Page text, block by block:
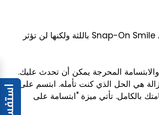
قم بمحاذاة المفاجئة على الابتسامة على الأسنان باستخدام اليدين لملاءمة أفضل. يجب أن تلتقي Snap-On Smile باللثة ولكنها لن تؤثر
والابتسامة المحرجة يمكن أن تحدث عليك.
هي الحل الذي كنت تأمله. ابتسم على
بالكامل. تأتي ميزة "ابتسامة على